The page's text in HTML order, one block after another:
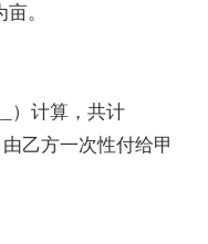
。
）计算，共计
乙方一次性付给甲